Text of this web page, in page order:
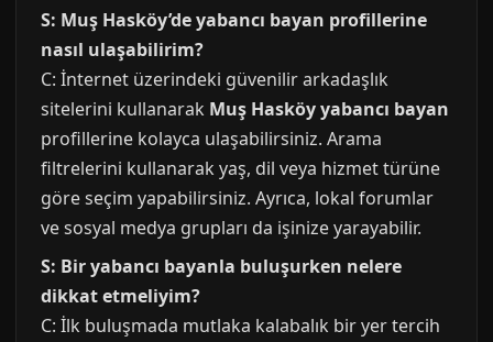
S: Muş Hasköy’de yabancı bayan profillerine
nasıl ulaşabilirim?
C: İnternet üzerindeki güvenilir arkadaşlık
sitelerini kullanarak Muş Hasköy yabancı bayan
profillerine kolayca ulaşabilirsiniz. Arama
filtrelerini kullanarak yaş, dil veya hizmet türüne
göre seçim yapabilirsiniz. Ayrıca, lokal forumlar
ve sosyal medya grupları da işinize yarayabilir.
S: Bir yabancı bayanla buluşurken nelere
dikkat etmeliyim?
C: İlk buluşmada mutlaka kalabalık bir yer tercih